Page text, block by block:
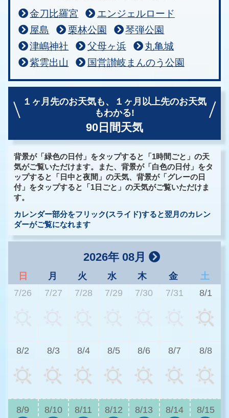
金刀比羅宮
エンジェルロード
屋島
栗林公園
琴弾公園
津嶋神社
父母ヶ浜
丸亀城
紫雲出山
国営讃岐まんのう公園
１ヶ月先のお天気も、
１ヶ月以上先のお天気
もわかる!
90日間天気
背景が「緑色の日付」をタップすると「1時間ごと」の天
気がご覧いただけます。また、背景が「白色の日付」をタ
ップすると「日中と夜間」の天気、背景が「グレーの日
付」をタップすると「1日ごと」の天気がご覧いただけま
す。
カレンダー部分をフリック(スライド)すると翌月のカレン
ダーがご覧になれます
2026年 08月
日 月 火 水 木 金
土
7/26
7/27 7/28 7/29 7/30 7/31 8/1
8/2 8/3 8/4 8/5 8/6 8/7 8/8
8/9 8/10 8/11 8/12 8/13 8/14 8/15